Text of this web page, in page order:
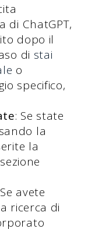
di ChatGPT,
dopo il
di stai
o
specifico,
: Se state
la
la
avete
ricerca di